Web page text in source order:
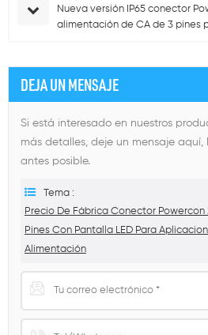
Nueva versión IP65 conector
alimentación de CA de 3 pines
DEJA UN MENSAJE
Si está interesado en nuestros
más detalles, deje un mensaje aquí,
antes posible.
Tema :
Precio De Fábrica Conector Powercon
Pines Con Pantalla LED Para
Alimentación